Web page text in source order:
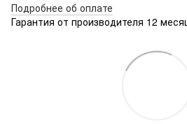
Подробнее об оплате
Гарантия от производителя 12